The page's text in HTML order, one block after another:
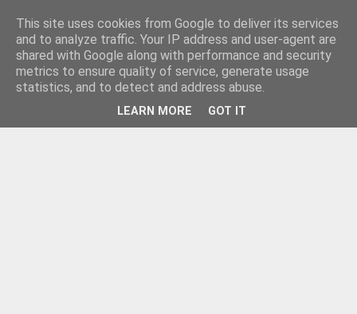
This site uses cookies from Google to deliver its services
and to analyze traffic. Your IP address and user-agent are
shared with Google along with performance and security
metrics to ensure quality of service, generate usage
statistics, and to detect and address abuse.
LEARN MORE GOT IT